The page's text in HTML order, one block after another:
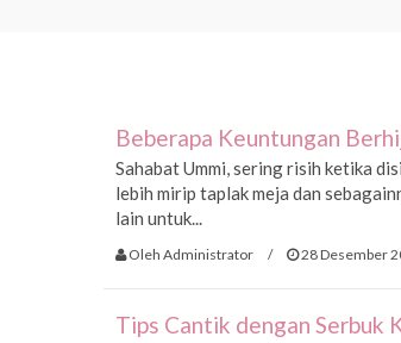
Beberapa Keuntungan
Sahabat Ummi, sering risih ketika
lebih mirip taplak meja dan
lain untuk...
Oleh Administrator / 28 Desember
Tips Cantik dengan Serbuk